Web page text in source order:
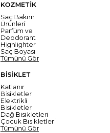
KOZMETİK
Saç Bakım
Ürünleri
Parfüm ve
Deodorant
Highlighter
Saç Boyası
Tümünü Gör
BİSİKLET
Katlanır
Bisikletler
Elektrikli
Bisikletler
Dağ Bisikletleri
Çocuk Bisikletleri
Tümünü Gör